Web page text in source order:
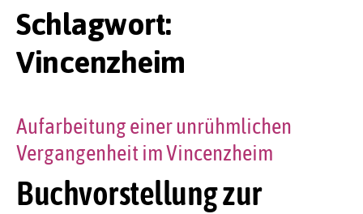
Schlagwort:
Vincenzheim
Buchvorstellung zur
Aufarbeitung einer unrühmlichen
Vergangenheit im Vincenzheim